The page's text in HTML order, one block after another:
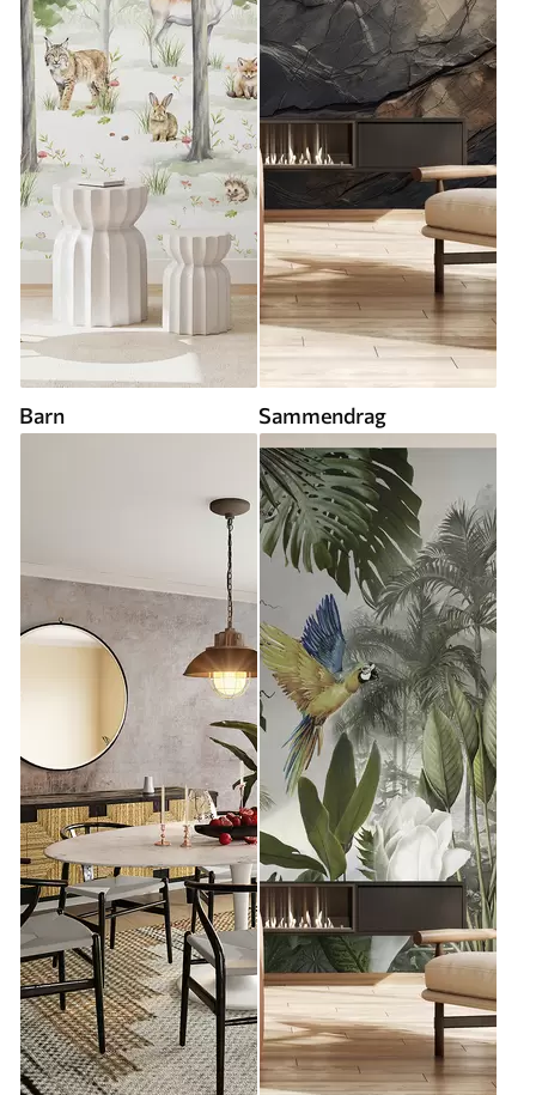
Barn Sammendrag